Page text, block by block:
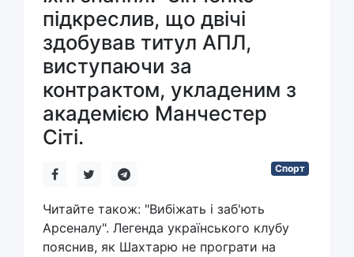
підкреслив, що двічі
здобував титул АПЛ,
виступаючи за
контрактом, укладеним з
академією Манчестер
Сіті.
Спорт
Читайте також: "Вибіжать і заб'ють
Арсеналу". Легенда українського клубу
пояснив, як Шахтарю не програти на